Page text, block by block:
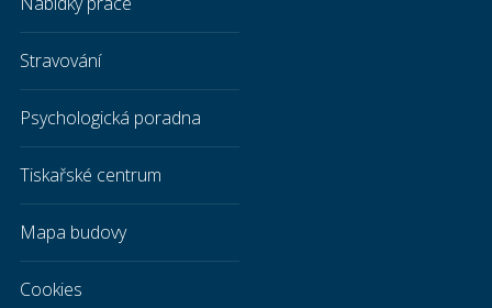
Stravování
Psychologická poradna
Tiskařské centrum
Mapa budovy
Cookies